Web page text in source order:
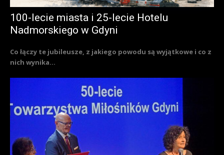
100-lecie miasta i 25-lecie Hotelu
Nadmorskiego w Gdyni
Co łączy te jubileusze, z jakiego powodu są wyjątkowe i co z
nich wynika...